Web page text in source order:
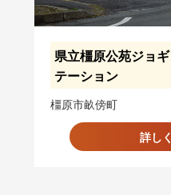
県立橿原公苑ジョ
テーション
橿原市畝傍町
詳し